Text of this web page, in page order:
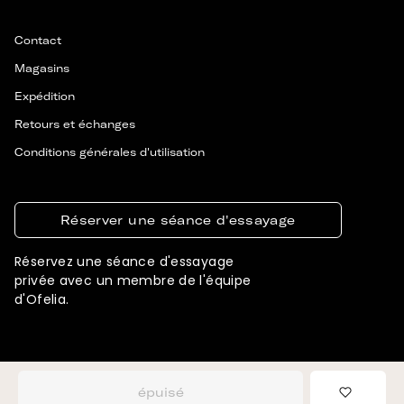
épuisé
Contact
Magasins
Expédition
Retours et échanges
Conditions générales d'utilisation
Réserver une séance d'essayage
Réservez une séance d'essayage
privée avec un membre de l'équipe
d'Ofelia.
CONÇU ET DÉVELOPPÉ PAR SIGNIFLY